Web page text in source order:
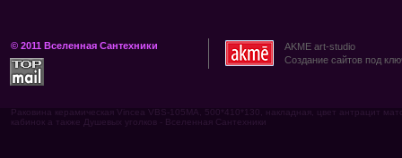
AKME art-studio
Создание сайтов под
© 2011 Вселенная Сантехники
Раковина керамическая Vincea VBS-105MA, 500*410*130, накладная, цвет антрацит
кабинок а также Душевых уголков - Вселенная Сантехники